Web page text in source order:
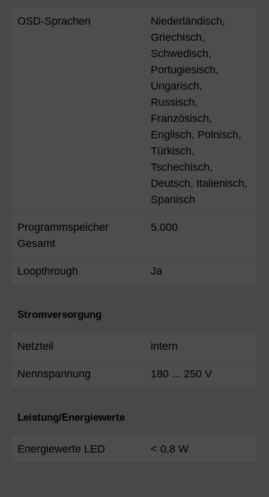
OSD-Sprachen
Niederländisch,
Griechisch,
Schwedisch,
Portugiesisch,
Ungarisch,
Russisch,
Französisch,
Englisch, Polnisch,
Türkisch,
Tschechisch,
Deutsch, Italienisch,
Spanisch
Programmspeicher
Gesamt
5.000
Loopthrough Ja
Stromversorgung
Netzteil intern
Nennspannung 180 ... 250 V
Leistung/Energiewerte
Energiewerte LED < 0,8 W